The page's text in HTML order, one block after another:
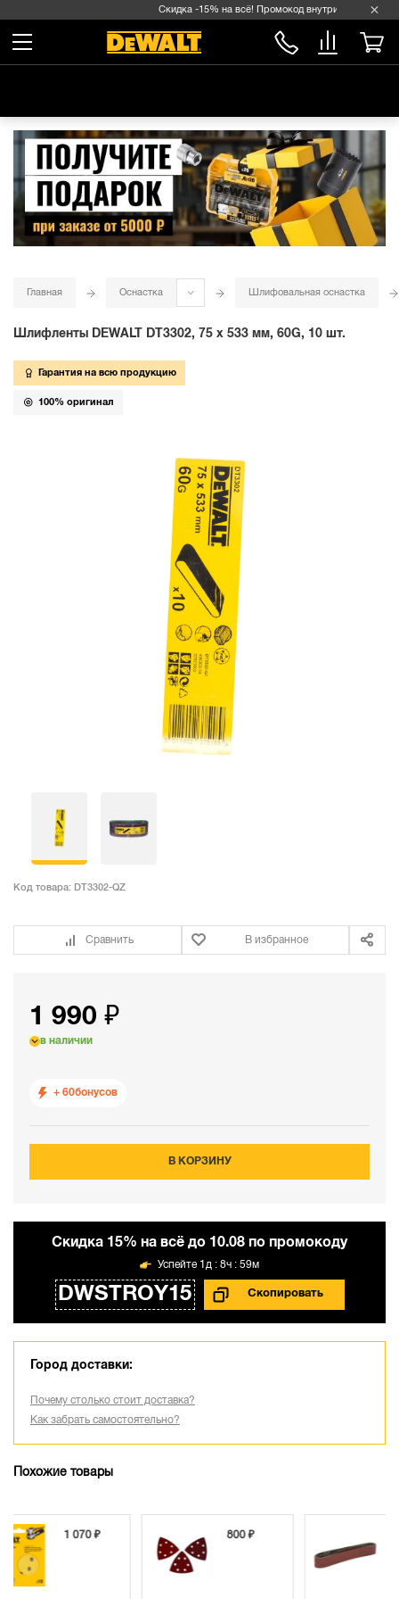
Скидка -15% на всё! Промокод внутри →
Главная Оснастка Шлифовальная оснастка
Шлифленты DEWALT DT3302, 75 x 533 мм, 60G, 10 шт.
Гарантия на всю продукцию
100% оригинал
Код товара: DT3302-QZ
Сравнить В избранное
1 990 ₽
в наличии
+ 60бонусов
В КОРЗИНУ
Cкидка 15% на всё до 10.08 по промокоду
DWSTROY15
1д : 8ч : 59м
Город доставки:
Почему столько стоит доставка?
Как забрать самостоятельно?
Похожие товары